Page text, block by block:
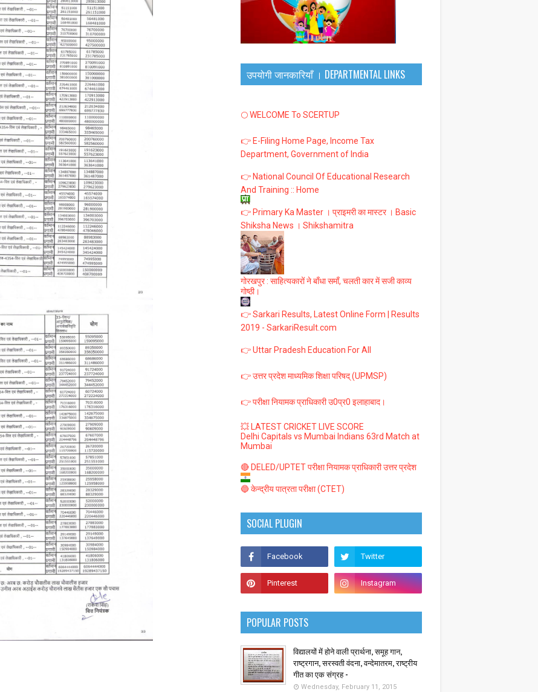
उपयोगी जानकारियाँ । DEPARTMENTAL LINKS
🌕 WELCOME To SCERTUP
👉 E-Filing Home Page, Income Tax
Department, Government of India
👉 National Council Of Educational Research
And Training :: Home
👉 Primary Ka Master । प्राइमरी का मास्टर । Basic
Shiksha News । Shikshamitra
गोरखपुर : साहित्यकारों ने बाँधा समाँ, चलती कार में सजी काव्य
गोष्ठी।
👉 Sarkari Results, Latest Online Form | Results
2019 - SarkariResult.com
👉 Uttar Pradesh Education For All
👉 उत्तर प्रदेश माध्यमिक शिक्षा परिषद् (UPMSP)
👉 परीक्षा नियामक प्राधिकारी उ0प्र0 इलाहाबाद।
💥 LATEST CRICKET LIVE SCORE
Delhi Capitals vs Mumbai Indians 63rd Match at
Mumbai
🔴 DELED/UPTET परीक्षा नियामक प्राधिकारी उत्तर प्रदेश
🔵 केन्द्रीय पात्रता परीक्षा (CTET)
SOCIAL PLUGIN
POPULAR POSTS
विद्यालयों में होने वाली प्रार्थना, समूह गान,
राष्ट्रगान, सरस्वती वंदना, वन्देमातरम, राष्ट्रीय
गीत का एक संग्रह -
Wednesday, February 11, 2015